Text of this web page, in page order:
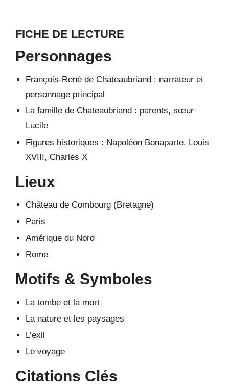
FICHE DE LECTURE
Personnages
François-René de Chateaubriand : narrateur et
personnage principal
La famille de Chateaubriand : parents, sœur
Lucile
Figures historiques : Napoléon Bonaparte, Louis
XVIII, Charles X
Lieux
Château de Combourg (Bretagne)
Paris
Amérique du Nord
Rome
Motifs & Symboles
La tombe et la mort
La nature et les paysages
L’exil
Le voyage
Citations Clés